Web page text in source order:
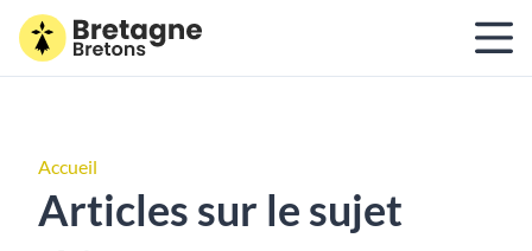
Accueil
Articles sur le sujet